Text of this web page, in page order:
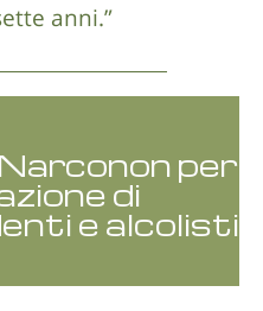
anni.”
per
di
e alcolisti